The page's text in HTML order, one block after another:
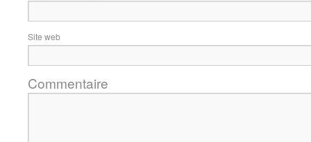
Site web
Commentaire